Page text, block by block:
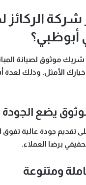
شركة الركائز
أبوظبي؟
موثوق لصيانة
الأمثل. وذلك لعدة
يضع الجودة
على تقديم جودة عالية تفوق
برضا العملاء.
ومتنوعة